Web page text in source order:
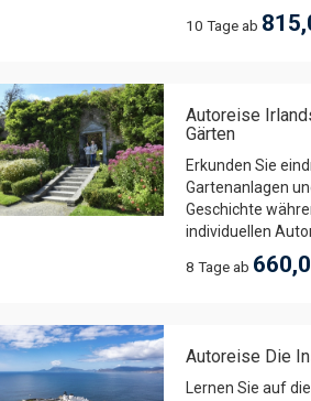
10 Tage ab
Autoreise
Gärten
Erkunden Sie
Gartenanlagen
Geschichte
individuellen
8 Tage ab
Autoreise Die
Lernen Sie auf